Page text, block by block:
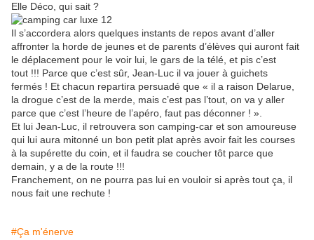
Elle Déco, qui sait ?
Il s’accordera alors quelques instants de repos avant d’aller
affronter la horde de jeunes et de parents d’élèves qui auront fait
le déplacement pour le voir lui, le gars de la télé, et pis c’est
tout !!! Parce que c’est sûr, Jean-Luc il va jouer à guichets
fermés ! Et chacun repartira persuadé que « il a raison Delarue,
la drogue c’est de la merde, mais c’est pas l’tout, on va y aller
parce que c’est l’heure de l’apéro, faut pas déconner ! ».
Et lui Jean-Luc, il retrouvera son camping-car et son amoureuse
qui lui aura mitonné un bon petit plat après avoir fait les courses
à la supérette du coin, et il faudra se coucher tôt parce que
demain, y a de la route !!!
Franchement, on ne pourra pas lui en vouloir si après tout ça, il
nous fait une rechute !
#Ça m'énerve